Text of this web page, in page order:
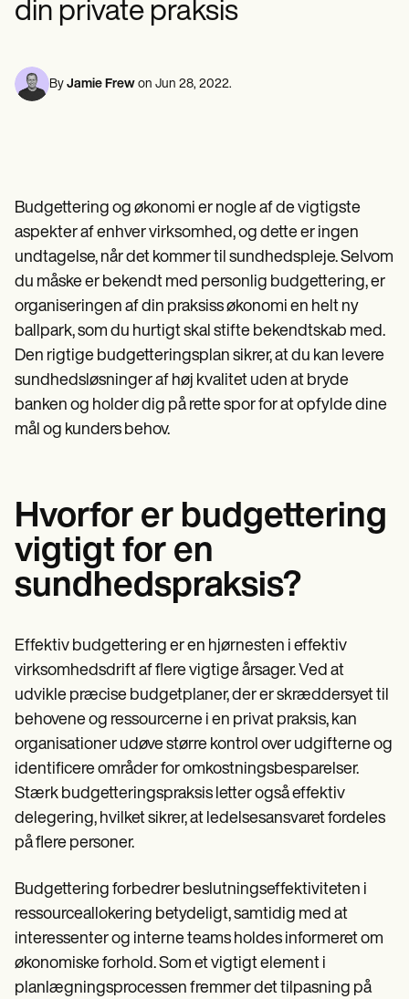
Fagfolk inden for mental sundhed
Socialarbejdere
Psykologer
Sygeplejersker
Sammenligning
App-vejledninger
ICD-koder
Procedure Codes
Superbill skabelon
SOAP Noteskabelon
Skabelon til behandlingsplan
Informed Consent Form
Social Work Treatment Plans
Patient Visit Summary Template
Help Center
Switch to Carepatron
Become a Partner
Pricing
Why Carepatron?
Login
Get started
Insurance claims
Speech therapists
Life coaches
din private praksis
By Jamie Frew on Jun 28, 2022.
Budgettering og økonomi er nogle af de vigtigste
aspekter af enhver virksomhed, og dette er ingen
undtagelse, når det kommer til sundhedspleje. Selvom
du måske er bekendt med personlig budgettering, er
organiseringen af din praksiss økonomi en helt ny
ballpark, som du hurtigt skal stifte bekendtskab med.
Den rigtige budgetteringsplan sikrer, at du kan levere
sundhedsløsninger af høj kvalitet uden at bryde
banken og holder dig på rette spor for at opfylde dine
mål og kunders behov.
Hvorfor er budgettering
vigtigt for en
sundhedspraksis?
Effektiv budgettering er en hjørnesten i effektiv
virksomhedsdrift af flere vigtige årsager. Ved at
udvikle præcise budgetplaner, der er skræddersyet til
behovene og ressourcerne i en privat praksis, kan
organisationer udøve større kontrol over udgifterne og
identificere områder for omkostningsbesparelser.
Stærk budgetteringspraksis letter også effektiv
delegering, hvilket sikrer, at ledelsesansvaret fordeles
på flere personer.
Budgettering forbedrer beslutningseffektiviteten i
ressourceallokering betydeligt, samtidig med at
interessenter og interne teams holdes informeret om
økonomiske forhold. Som et vigtigt element i
planlægningsprocessen fremmer det tilpasning på